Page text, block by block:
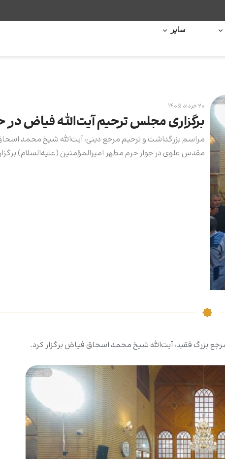
سایر
۲۰ خرداد ۱۴۰۵
برگزاری مجلس ترحیم آیت‌الله فیاض
مراسم بزرگداشت و ترحیم مرجع دینی، آیت‌الله شیخ محمد
مقدس علوی در جوار حرم مطهر امیرالمؤمنین (علیه‌السلام)
بزرگ فقید، آیت‌الله شیخ محمد اسحاق فیاض برگزار کرد.